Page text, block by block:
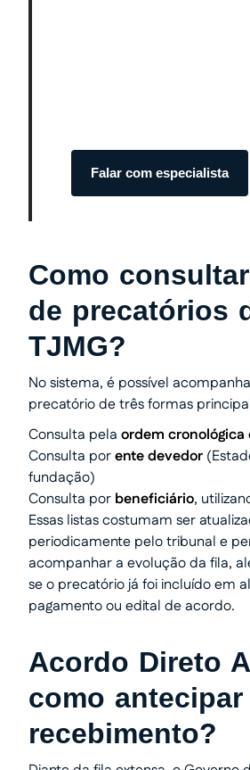
Falar com especialista
Como
de precatórios
TJMG?
No sistema, é possível
precatório de três formas
Consulta pela ordem cronológica
Consulta porente devedor
fundação)
Consulta por beneficiário,
Essas listas costumam ser
periodicamente pelo tribunal e
acompanhar a evolução da fila,
se o precatório já foi incluído em
pagamento ou edital de acordo.
Acordo Direto
como antecipar
recebimento?